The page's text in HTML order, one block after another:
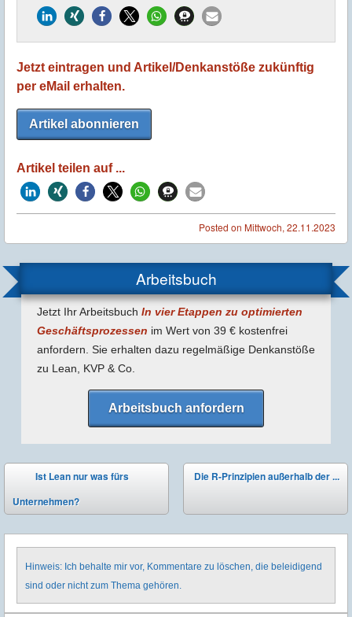
Jetzt eintragen und Artikel/Denkanstöße zukünftig
per eMail erhalten.
Artikel abonnieren
Artikel teilen auf ...
Posted on Mittwoch, 22.11.2023
Arbeitsbuch
Jetzt Ihr Arbeitsbuch In vier Etappen zu optimierten
Geschäfts­prozessen im Wert von 39 € kostenfrei
anfordern. Sie erhalten dazu regel­mäßige Denk­anstöße
zu Lean, KVP & Co.
Arbeitsbuch anfordern
Post navigation
⬅
Ist Lean nur was fürs
Unternehmen?
Die R-Prinzipien außerhalb der ...
Hinweis: Ich behalte mir vor, Kommentare zu löschen, die beleidigend
sind oder nicht zum Thema gehören.